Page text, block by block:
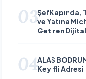
03ŞefKapında,
ve Yatına
Getiren
04ALAS
Keyifli Adresi